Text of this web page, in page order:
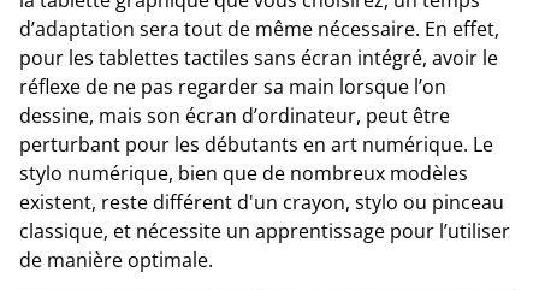
d’adaptation sera tout de même nécessaire. En effet,
pour les tablettes tactiles sans écran intégré, avoir le
réflexe de ne pas regarder sa main lorsque l’on
dessine, mais son écran d’ordinateur, peut être
perturbant pour les débutants en art numérique. Le
stylo numérique, bien que de nombreux modèles
existent, reste différent d'un crayon, stylo ou pinceau
classique, et nécessite un apprentissage pour l’utiliser
de manière optimale.